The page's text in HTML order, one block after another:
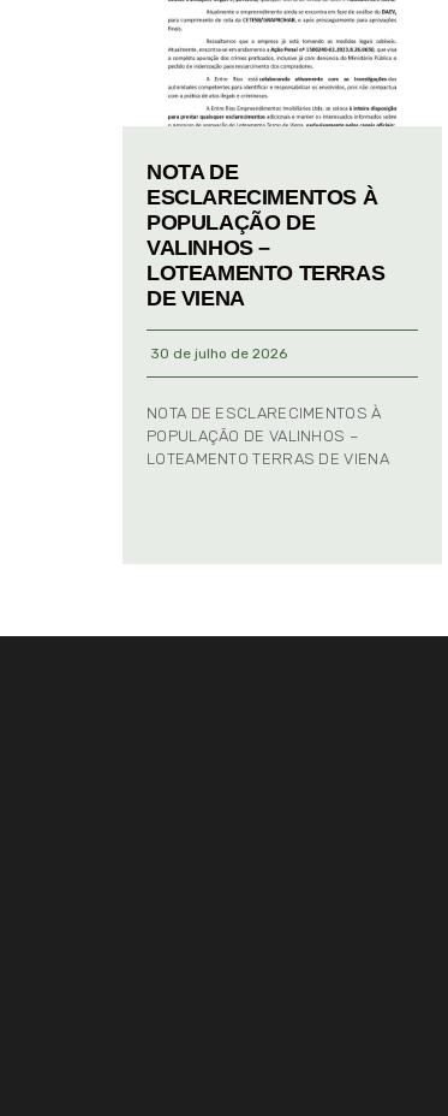
NOTA DE
ESCLARECIMENTOS À
POPULAÇÃO DE
VALINHOS –
LOTEAMENTO TERRAS
DE VIENA
30 de julho de 2026
NOTA DE ESCLARECIMENTOS À
POPULAÇÃO DE VALINHOS –
LOTEAMENTO TERRAS DE VIENA